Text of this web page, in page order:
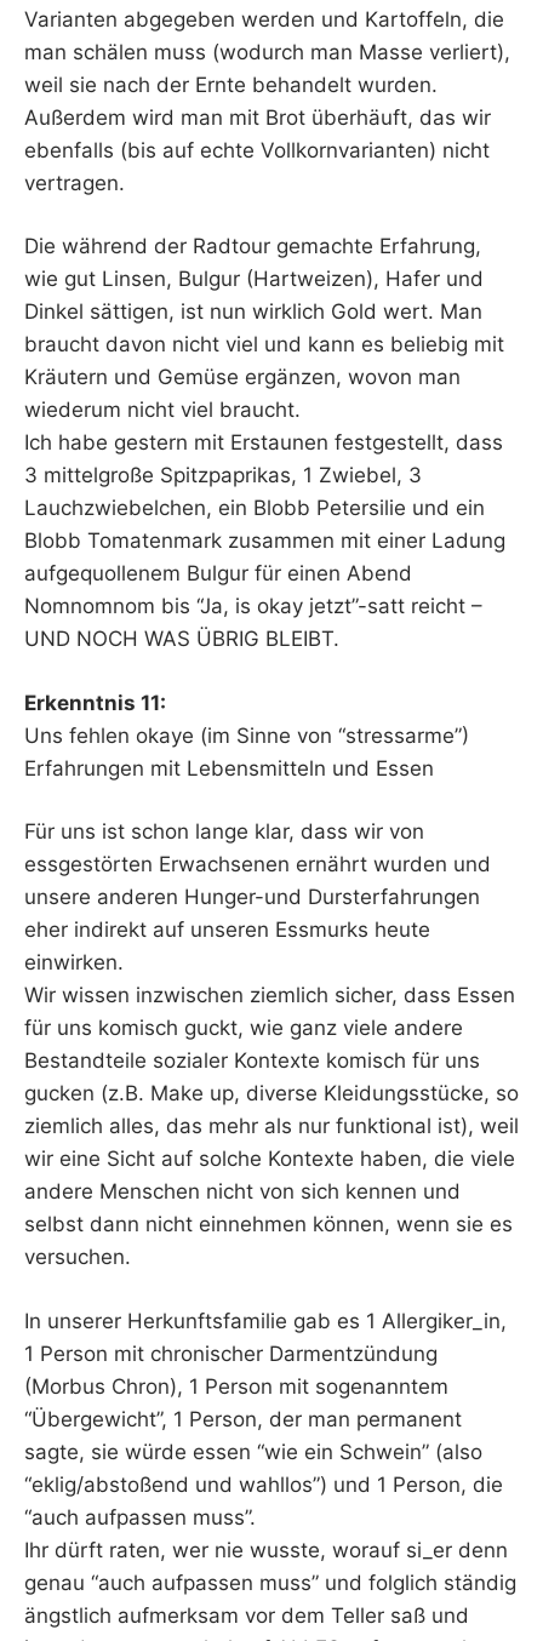
Varianten abgegeben werden und Kartoffeln, die
man schälen muss (wodurch man Masse verliert),
weil sie nach der Ernte behandelt wurden.
Außerdem wird man mit Brot überhäuft, das wir
ebenfalls (bis auf echte Vollkornvarianten) nicht
vertragen.
Die während der Radtour gemachte Erfahrung,
wie gut Linsen, Bulgur (Hartweizen), Hafer und
Dinkel sättigen, ist nun wirklich Gold wert. Man
braucht davon nicht viel und kann es beliebig mit
Kräutern und Gemüse ergänzen, wovon man
wiederum nicht viel braucht.
Ich habe gestern mit Erstaunen festgestellt, dass
3 mittelgroße Spitzpaprikas, 1 Zwiebel, 3
Lauchzwiebelchen, ein Blobb Petersilie und ein
Blobb Tomatenmark zusammen mit einer Ladung
aufgequollenem Bulgur für einen Abend
Nomnomnom bis “Ja, is okay jetzt”-satt reicht –
UND NOCH WAS ÜBRIG BLEIBT.
Erkenntnis 11:
Uns fehlen okaye (im Sinne von “stressarme”)
Erfahrungen mit Lebensmitteln und Essen
Für uns ist schon lange klar, dass wir von
essgestörten Erwachsenen ernährt wurden und
unsere anderen Hunger-und Dursterfahrungen
eher indirekt auf unseren Essmurks heute
einwirken.
Wir wissen inzwischen ziemlich sicher, dass Essen
für uns komisch guckt, wie ganz viele andere
Bestandteile sozialer Kontexte komisch für uns
gucken (z.B. Make up, diverse Kleidungsstücke, so
ziemlich alles, das mehr als nur funktional ist), weil
wir eine Sicht auf solche Kontexte haben, die viele
andere Menschen nicht von sich kennen und
selbst dann nicht einnehmen können, wenn sie es
versuchen.
In unserer Herkunftsfamilie gab es 1 Allergiker_in,
1 Person mit chronischer Darmentzündung
(Morbus Chron), 1 Person mit sogenanntem
“Übergewicht”, 1 Person, der man permanent
sagte, sie würde essen “wie ein Schwein” (also
“eklig/abstoßend und wahllos”) und 1 Person, die
“auch aufpassen muss”.
Ihr dürft raten, wer nie wusste, worauf si_er denn
genau “auch aufpassen muss” und folglich ständig
ängstlich aufmerksam vor dem Teller saß und